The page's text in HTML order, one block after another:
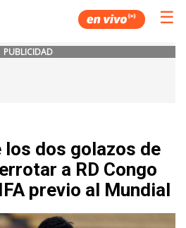
☰
PUBLICIDAD
los dos golazos de
a RD Congo
previo al Mundial